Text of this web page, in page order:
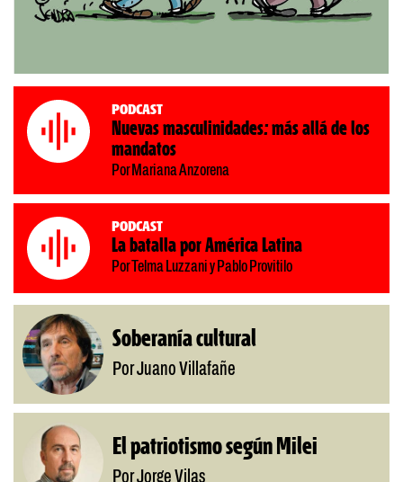
Podcast
Nuevas masculinidades: más allá de los
mandatos
Por Mariana Anzorena
Podcast
La batalla por América Latina
Por Telma Luzzani y Pablo Provitilo
Soberanía cultural
Por Juano Villafañe
El patriotismo según Milei